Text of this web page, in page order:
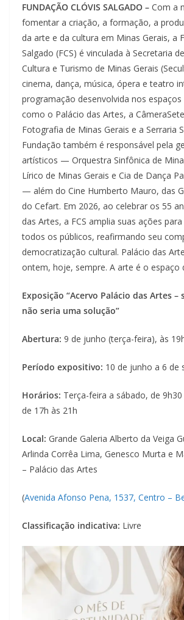
FUNDAÇÃO CLÓVIS SALGADO – Com a
fomentar a criação, a formação, a
da arte e da cultura em Minas Gerais, a
Salgado (FCS) é vinculada à Secretaria
Cultura e Turismo de Minas Gerais
cinema, dança, música, ópera e teatro
programação desenvolvida nos
como o Palácio das Artes, a
Fotografia de Minas Gerais e a Serraria
Fundação também é responsável pela
artísticos — Orquestra Sinfônica de
Lírico de Minas Gerais e Cia de Dança
— além do Cine Humberto Mauro, das
do Cefart. Em 2026, ao celebrar os 55
das Artes, a FCS amplia suas ações
todos os públicos, reafirmando seu
democratização cultural. Palácio das
ontem, hoje, sempre. A arte é o espaço
Exposição “Acervo Palácio das Artes –
não seria uma solução”
Abertura: 9 de junho (terça-feira), às
Período expositivo: 10 de junho a 6 de
Horários: Terça-feira a sábado, de
de 17h às 21h
Local: Grande Galeria Alberto da Veiga
Arlinda Corrêa Lima, Genesco Murta e
– Palácio das Artes
(Avenida Afonso Pena, 1537, Centro –
Classificação indicativa: Livre